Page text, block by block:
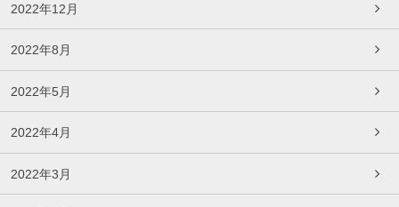
2022年12月
2022年8月
2022年5月
2022年4月
2022年3月